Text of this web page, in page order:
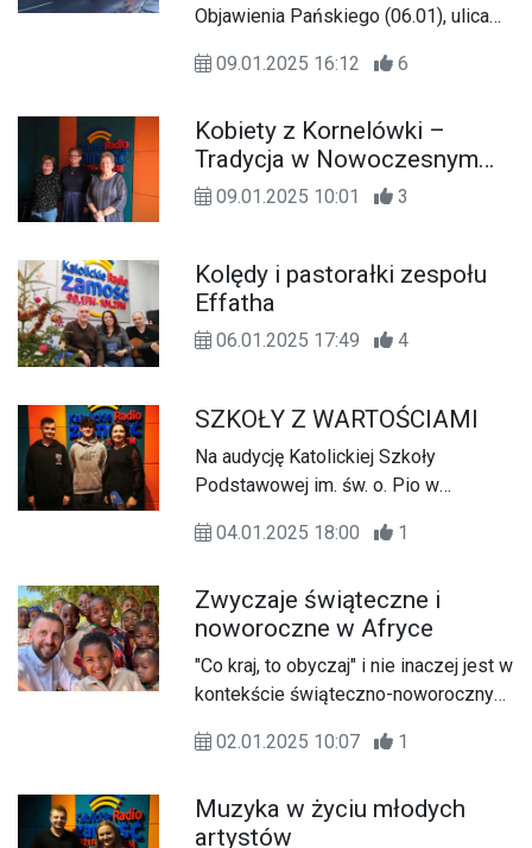
Objawienia Pańskiego (06.01), ulicami
Króli. Zapraszamy do wysłuchania
wydarzenia.
09.01.2025 16:12 6
Kobiety z Kornelówki –
Tradycja w Nowoczesnym
Wydaniu
09.01.2025 10:01 3
Kolędy i pastorałki zespołu
Effatha
06.01.2025 17:49 4
SZKOŁY Z WARTOŚCIAMI
Na audycję Katolickiej Szkoły
Podstawowej im. św. o. Pio w
pierwszą sobotę miesiąca o godz.
04.01.2025 18:00 1
Zwyczaje świąteczne i
noworoczne w Afryce
"Co kraj, to obyczaj" i nie inaczej jest w
kontekście świąteczno-noworocznych
naszego globu. O afrykańskich
Skakuj - rejonowy opiekun dzieł
misyjnych i koordynator projektu Misja
02.01.2025 10:07 1
Muzyka w życiu młodych
artystów